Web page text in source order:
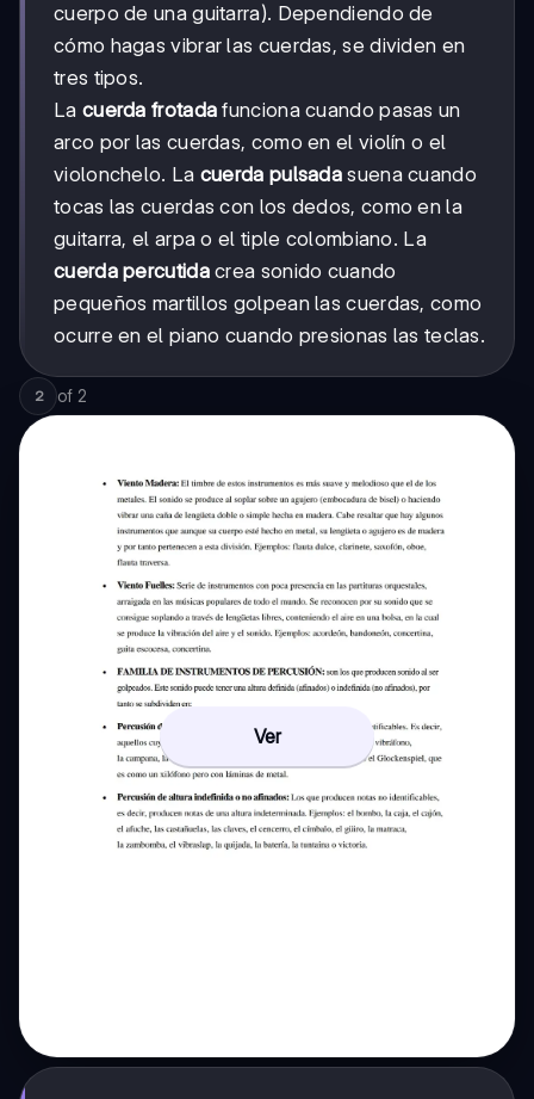
cuerpo de una guitarra). Dependiendo de
cómo hagas vibrar las cuerdas, se dividen en
tres tipos.
La cuerda frotada funciona cuando pasas un
arco por las cuerdas, como en el violín o el
violonchelo. La cuerda pulsada suena cuando
tocas las cuerdas con los dedos, como en la
guitarra, el arpa o el tiple colombiano. La
cuerda percutidacrea sonido cuando
pequeños martillos golpean las cuerdas, como
ocurre en el piano cuando presionas las teclas.
2 of 2
Ver